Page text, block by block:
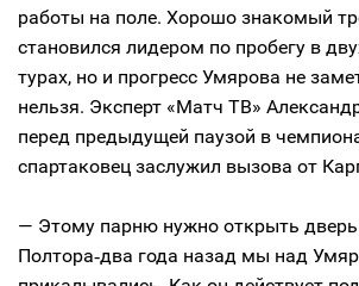
работы на поле. Хорошо знакомый
становился лидером по пробегу в
турах, но и прогресс Умярова не
нельзя. Эксперт «Матч ТВ»
перед предыдущей паузой в
спартаковец заслужил вызова от
— Этому парню нужно открыть
Полтора‑два года назад мы над